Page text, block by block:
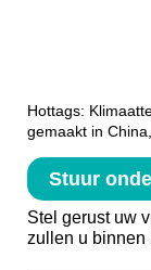
Hottags:
gemaakt in
Stuur
Stel gerust uw
zullen u binnen